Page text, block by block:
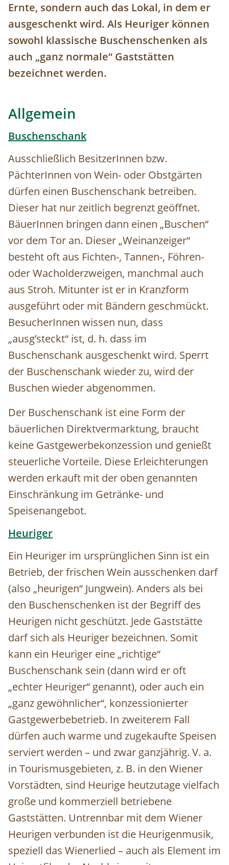
Ernte, sondern auch das Lokal, in dem er
ausgeschenkt wird. Als Heuriger können
sowohl klassische Buschenschenken als
auch „ganz normale“ Gaststätten
bezeichnet werden.
Allgemein
Buschenschank
Ausschließlich BesitzerInnen bzw.
PächterInnen von Wein- oder Obstgärten
dürfen einen Buschenschank betreiben.
Dieser hat nur zeitlich begrenzt geöffnet.
BäuerInnen bringen dann einen „Buschen“
vor dem Tor an. Dieser „Weinanzeiger“
besteht oft aus Fichten-, Tannen-, Föhren-
oder Wacholderzweigen, manchmal auch
aus Stroh. Mitunter ist er in Kranzform
ausgeführt oder mit Bändern geschmückt.
BesucherInnen wissen nun, dass
„ausg’steckt“ ist, d. h. dass im
Buschenschank ausgeschenkt wird. Sperrt
der Buschenschank wieder zu, wird der
Buschen wieder abgenommen.
Der Buschenschank ist eine Form der
bäuerlichen Direktvermarktung, braucht
keine Gastgewerbekonzession und genießt
steuerliche Vorteile. Diese Erleichterungen
werden erkauft mit der oben genannten
Einschränkung im Getränke- und
Speisenangebot.
Heuriger
Ein Heuriger im ursprünglichen Sinn ist ein
Betrieb, der frischen Wein ausschenken darf
(also „heurigen“ Jungwein). Anders als bei
den Buschenschenken ist der Begriff des
Heurigen nicht geschützt. Jede Gaststätte
darf sich als Heuriger bezeichnen. Somit
kann ein Heuriger eine „richtige“
Buschenschank sein (dann wird er oft
„echter Heuriger“ genannt), oder auch ein
„ganz gewöhnlicher“, konzessionierter
Gastgewerbebetrieb. In zweiterem Fall
dürfen auch warme und zugekaufte Speisen
serviert werden – und zwar ganzjährig. V. a.
in Tourismusgebieten, z. B. in den Wiener
Vorstädten, sind Heurige heutzutage vielfach
große und kommerziell betriebene
Gaststätten. Untrennbar mit dem Wiener
Heurigen verbunden ist die Heurigenmusik,
speziell das Wienerlied – auch als Element im